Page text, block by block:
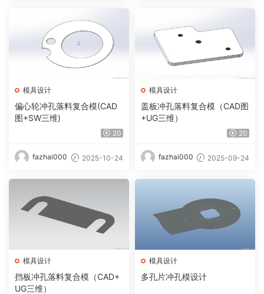
模具设计
偏心轮冲孔落料复合模(CAD
图+SW三维)
20
fazhai000 2025-10-24
模具设计
盖板冲孔落料复合模（CAD图
+UG三维）
20
fazhai000 2025-09-24
模具设计
挡板冲孔落料复合模（CAD+
UG三维）
模具设计
多孔片冲孔模设计